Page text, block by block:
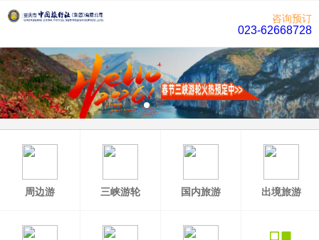
咨询预订
023-62668728
周边游 三峡游轮 国内旅游 出境旅游